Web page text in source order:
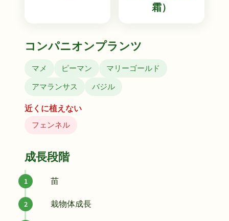
霜）
コンパニオンプランツ
マメ ピーマン
マリーゴールド
アマランサス
バジル
近くに植えない
フェンネル
成長段階
苗
栽物体成長